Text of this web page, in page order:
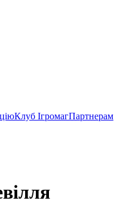
Клуб ІгромагПартнерам